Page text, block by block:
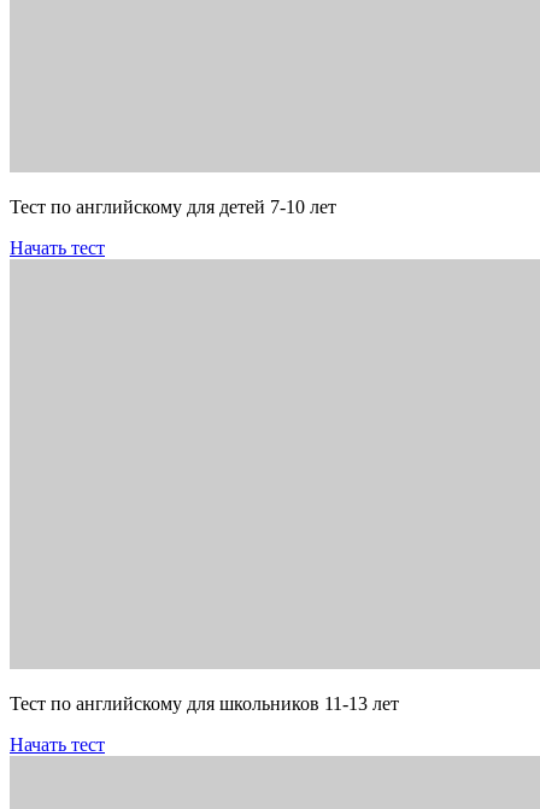
Тест по английскому для детей 7-10 лет
Начать тест
Тест по английскому для школьников 11-13 лет
Начать тест